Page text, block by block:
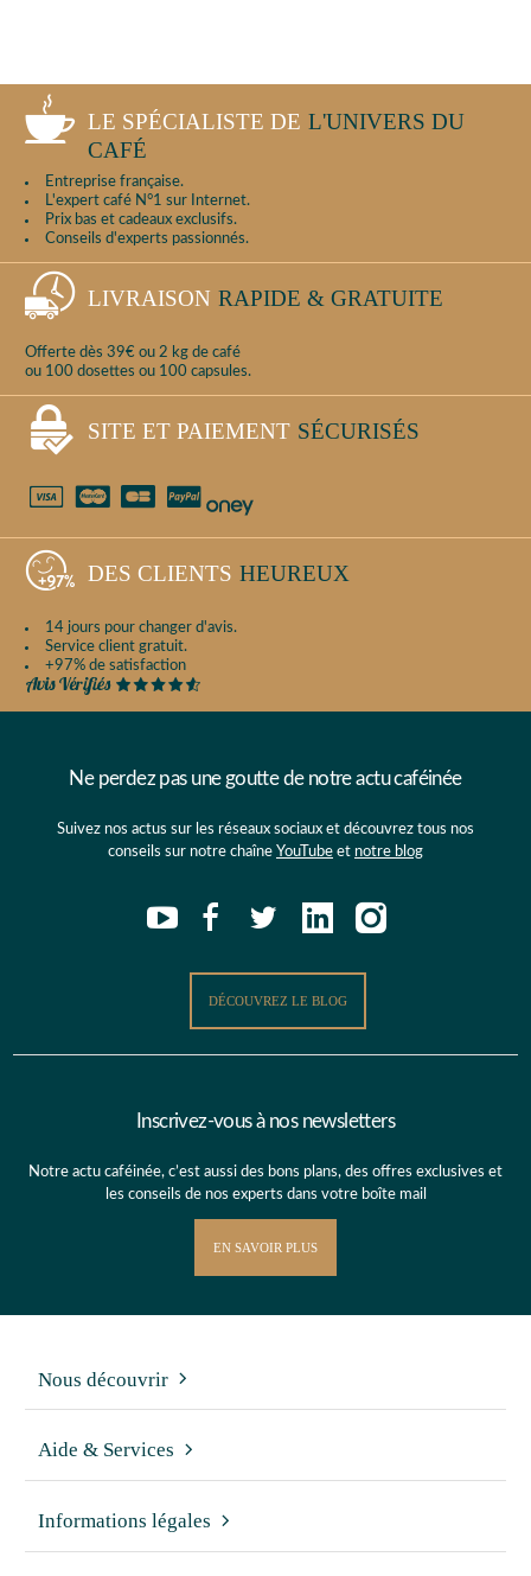
LE SPÉCIALISTE DE L'UNIVERS DU
CAFÉ
Entreprise française.
L'expert café N°1 sur Internet.
Prix bas et cadeaux exclusifs.
Conseils d'experts passionnés.
LIVRAISON RAPIDE & GRATUITE
Offerte dès 39€ ou 2 kg de café
ou 100 dosettes ou 100 capsules.
SITE ET PAIEMENT SÉCURISÉS
DES CLIENTS HEUREUX
14 jours pour changer d'avis.
Service client gratuit.
+97% de satisfaction
Ne perdez pas une goutte de notre actu caféinée
Suivez nos actus sur les réseaux sociaux et découvrez tous nos
conseils sur notre chaîne YouTube et notre blog
DÉCOUVREZ LE BLOG
Inscrivez-vous à nos newsletters
Notre actu caféinée, c’est aussi des bons plans, des offres exclusives et
les conseils de nos experts dans votre boîte mail
EN SAVOIR PLUS
Nous découvrir
Aide & Services
Informations légales